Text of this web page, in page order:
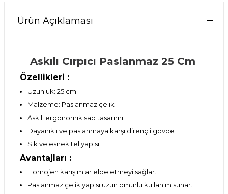
Ürün Açıklaması
Askılı Cırpıcı Paslanmaz 25 Cm
Özellikleri :
Uzunluk: 25 cm
Malzeme: Paslanmaz çelik
Askılı ergonomik sap tasarımı
Dayanıklı ve paslanmaya karşı dirençli gövde
Sık ve esnek tel yapısı
Avantajları :
Homojen karışımlar elde etmeyi sağlar.
Paslanmaz çelik yapısı uzun ömürlü kullanım sunar.